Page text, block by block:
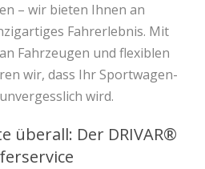
– wir bieten Ihnen an
Fahrerlebnis. Mit
Fahrzeugen und flexiblen
wir, dass Ihr Sportwagen-
unvergesslich wird.
überall: Der DRIVAR®